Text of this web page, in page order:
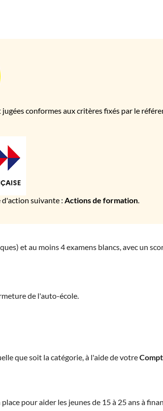
conformes aux critères fixés par le
suivante : Actions de formation.
et au moins 4 examens blancs, avec un
de l'auto-école.
que soit la catégorie, à l'aide de votre
pour aider les jeunes de 15 à 25 ans à